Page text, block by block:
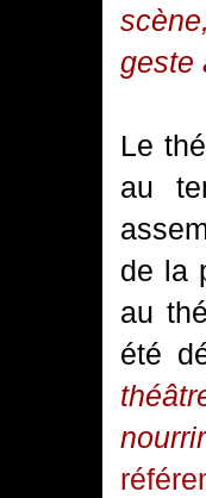
geste
Le
au
de la
au
été